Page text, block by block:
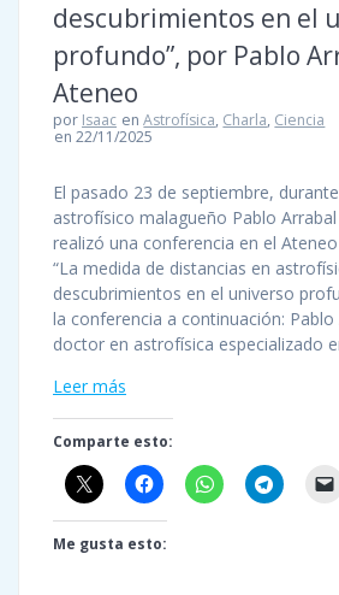
descubrimientos en el
profundo”, por Pablo
Ateneo
por Isaac enAstrofísica, Charla, Ciencia
en 22/11/2025
El pasado 23 de septiembre,
astrofísico malagueño Pablo
realizó una conferencia en el
“La medida de distancias en
descubrimientos en el universo
la conferencia a continuación:
doctor en astrofísica especializado
Leer más
Comparte esto:
Me gusta esto: